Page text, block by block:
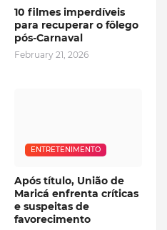
10 filmes imperdíveis
para recuperar o fôlego
pós-Carnaval
February 21, 2026
ENTRETENIMENTO
Após título, União de
Maricá enfrenta críticas
e suspeitas de
favorecimento